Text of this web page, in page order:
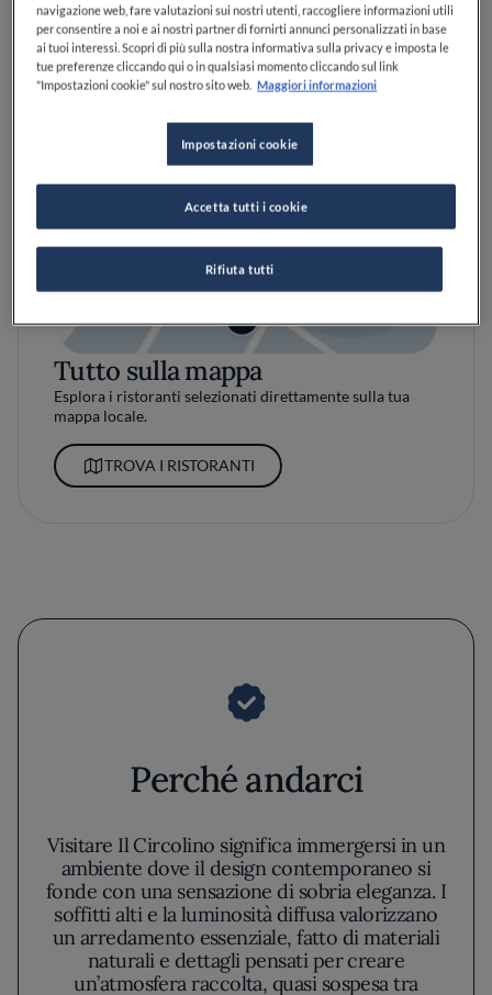
Tutto sulla mappa
Esplora i ristoranti selezionati direttamente sulla tua
mappa locale.
TROVA I RISTORANTI
Perché andarci
Visitare Il Circolino significa immergersi in un
ambiente dove il design contemporaneo si
fonde con una sensazione di sobria eleganza. I
soffitti alti e la luminosità diffusa valorizzano
un arredamento essenziale, fatto di materiali
naturali e dettagli pensati per creare
un’atmosfera raccolta, quasi sospesa tra
navigazione web, fare valutazioni sui nostri utenti, raccogliere informazioni utili
per consentire a noi e ai nostri partner di fornirti annunci personalizzati in base
ai tuoi interessi. Scopri di più sulla nostra informativa sulla privacy e imposta le
tue preferenze cliccando qui o in qualsiasi momento cliccando sul link
"Impostazioni cookie" sul nostro sito web. Maggiori informazioni
Impostazioni cookie
Rifiuta tutti
Accetta tutti i cookie